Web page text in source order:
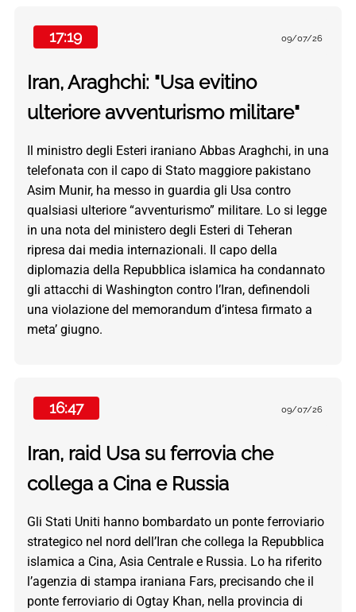
17:19 09/07/26
Iran, Araghchi: "Usa evitino
ulteriore avventurismo militare"
Il ministro degli Esteri iraniano Abbas Araghchi, in una
telefonata con il capo di Stato maggiore pakistano
Asim Munir, ha messo in guardia gli Usa contro
qualsiasi ulteriore “avventurismo” militare. Lo si legge
in una nota del ministero degli Esteri di Teheran
ripresa dai media internazionali. Il capo della
diplomazia della Repubblica islamica ha condannato
gli attacchi di Washington contro l’Iran, definendoli
una violazione del memorandum d’intesa firmato a
meta’ giugno.
16:47 09/07/26
Iran, raid Usa su ferrovia che
collega a Cina e Russia
Gli Stati Uniti hanno bombardato un ponte ferroviario
strategico nel nord dell’Iran che collega la Repubblica
islamica a Cina, Asia Centrale e Russia. Lo ha riferito
l’agenzia di stampa iraniana Fars, precisando che il
ponte ferroviario di Ogtay Khan, nella provincia di